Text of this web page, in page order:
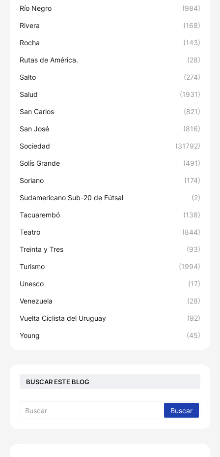
Río Negro (984)
Rivera (168)
Rocha (143)
Rutas de América. (28)
Salto (274)
Salud (1931)
San Carlos (821)
San José (816)
Sociedad (31792)
Solís Grande (491)
Soriano (174)
Sudamericano Sub-20 de Fútsal (2)
Tacuarembó (138)
Teatro (844)
Treinta y Tres (93)
Turismo (1994)
Unesco (17)
Venezuela (28)
Vuelta Ciclista del Uruguay (92)
Young (45)
BUSCAR ESTE BLOG